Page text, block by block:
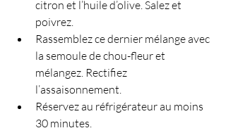
citron et l’huile d’olive. Salez et
poivrez.
Rassemblez ce dernier mélange avec
la semoule de chou-fleur et
mélangez. Rectifiez
l’assaisonnement.
Réservez au réfrigérateur au moins
30 minutes.